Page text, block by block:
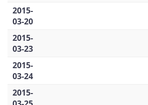
2015-
03-20
2015-
03-23
2015-
03-24
2015-